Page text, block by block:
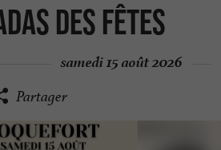
des Fêtes
samedi 15 août 2026
Partager